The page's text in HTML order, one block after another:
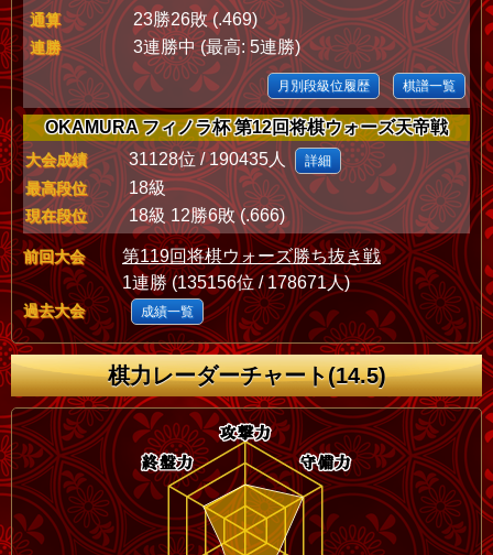
通算 23勝26敗 (.469)
連勝 3連勝中 (最高: 5連勝)
月別段級位履歴 棋譜一覧
OKAMURA フィノラ杯 第12回将棋ウォーズ天帝戦
大会成績 31128位 / 190435人 詳細
最高段位 18級
現在段位 18級 12勝6敗 (.666)
前回大会
第119回将棋ウォーズ勝ち抜き戦
1連勝 (135156位 / 178671人)
過去大会 成績一覧
棋力レーダーチャート(14.5)